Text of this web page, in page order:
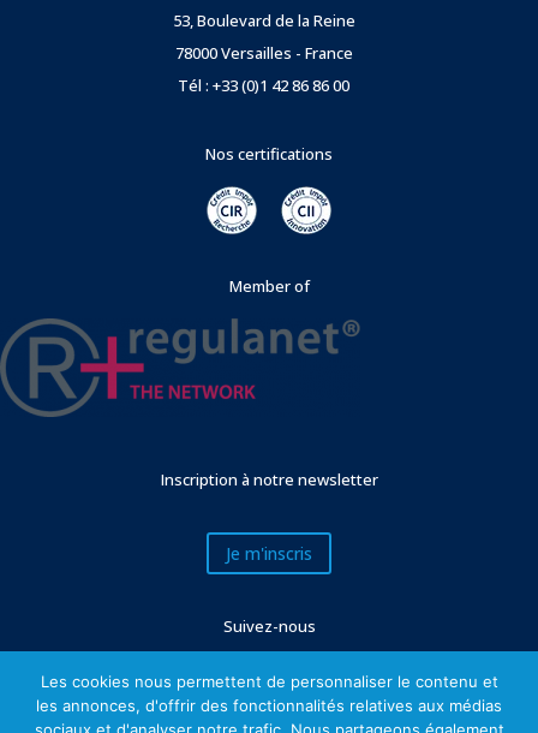
53, Boulevard de la Reine
78000 Versailles - France
Tél : +33 (0)1 42 86 86 00
Nos certifications
Member of
Inscription à notre newsletter
Je m'inscris
Suivez-nous
Les cookies nous permettent de personnaliser le contenu et
les annonces, d'offrir des fonctionnalités relatives aux médias